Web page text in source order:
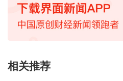
相关推荐